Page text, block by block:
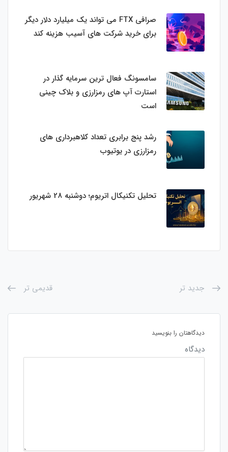
صرافی FTX می تواند یک میلیارد دلار دیگر
برای خرید شرکت های آسیب هزینه کند
سامسونگ فعال‌ ترین سرمایه‌ گذار در
استارت‌ آپ‌ های رمزارزی و بلاک چینی
است
رشد پنج برابری تعداد کلاهبرداری های
رمزارزی در یوتیوب
تحلیل تکنیکال اتریوم؛ دوشنبه 28 شهریور
جدید تر قدیمی تر
دیدگاهتان را بنویسید
دیدگاه